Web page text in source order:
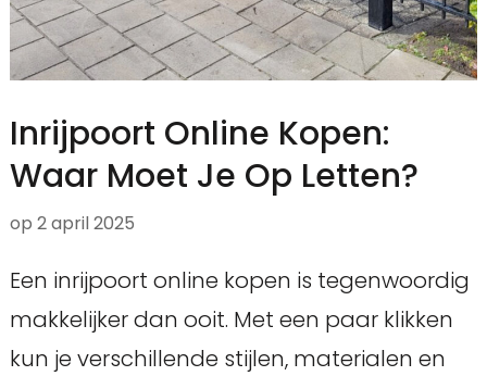
Inrijpoort Online Kopen:
Waar Moet Je Op Letten?
op 2 april 2025
Een inrijpoort online kopen is tegenwoordig
makkelijker dan ooit. Met een paar klikken
kun je verschillende stijlen, materialen en